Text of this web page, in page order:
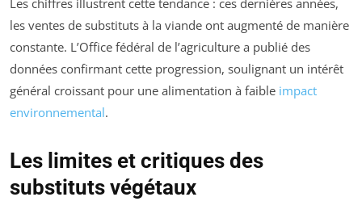
les ventes de substituts à la viande ont augmenté de manière
constante. L’Office fédéral de l’agriculture a publié des
données confirmant cette progression, soulignant un intérêt
général croissant pour une alimentation à faible impact
environnemental.
Les limites et critiques des
substituts végétaux